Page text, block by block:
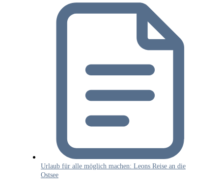
Urlaub für alle möglich machen: Leons Reise an die
Ostsee